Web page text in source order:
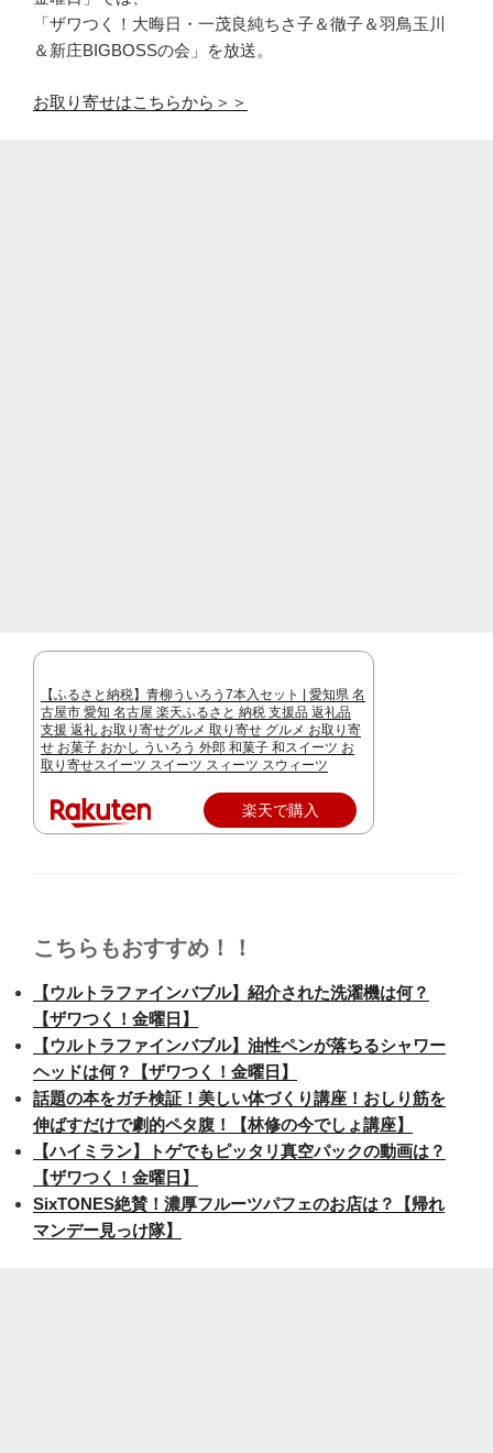
「ザワつく！大晦日・一茂良純ちさ子＆徹子＆羽鳥玉川
＆新庄BIGBOSSの会」を放送。
お取り寄せはこちらから＞＞
【ふるさと納税】青柳ういろう7本入セット | 愛知県 名
古屋市 愛知 名古屋 楽天ふるさと 納税 支援品 返礼品
支援 返礼 お取り寄せグルメ 取り寄せ グルメ お取り寄
せ お菓子 おかし ういろう 外郎 和菓子 和スイーツ お
取り寄せスイーツ スイーツ スィーツ スウィーツ
楽天で購入
こちらもおすすめ！！
【ウルトラファインバブル】紹介された洗濯機は何？
【ザワつく！金曜日】
【ウルトラファインバブル】油性ペンが落ちるシャワー
ヘッドは何？【ザワつく！金曜日】
話題の本をガチ検証！美しい体づくり講座！おしり筋を
伸ばすだけで劇的ペタ腹！【林修の今でしょ講座】
【ハイミラン】トゲでもピッタリ真空パックの動画は？
【ザワつく！金曜日】
SixTONES絶賛！濃厚フルーツパフェのお店は？【帰れ
マンデー見っけ隊】